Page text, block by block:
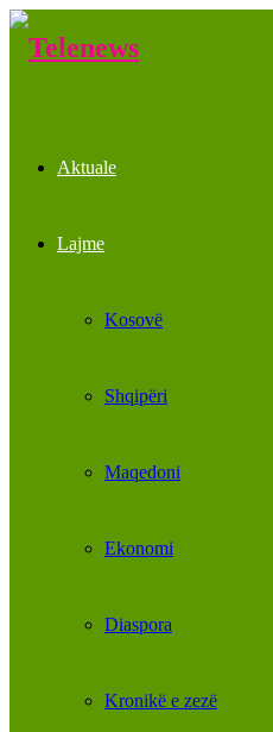
Aktuale
Lajme
Kosovë
Shqipëri
Maqedoni
Ekonomi
Diaspora
Kronikë e zezë